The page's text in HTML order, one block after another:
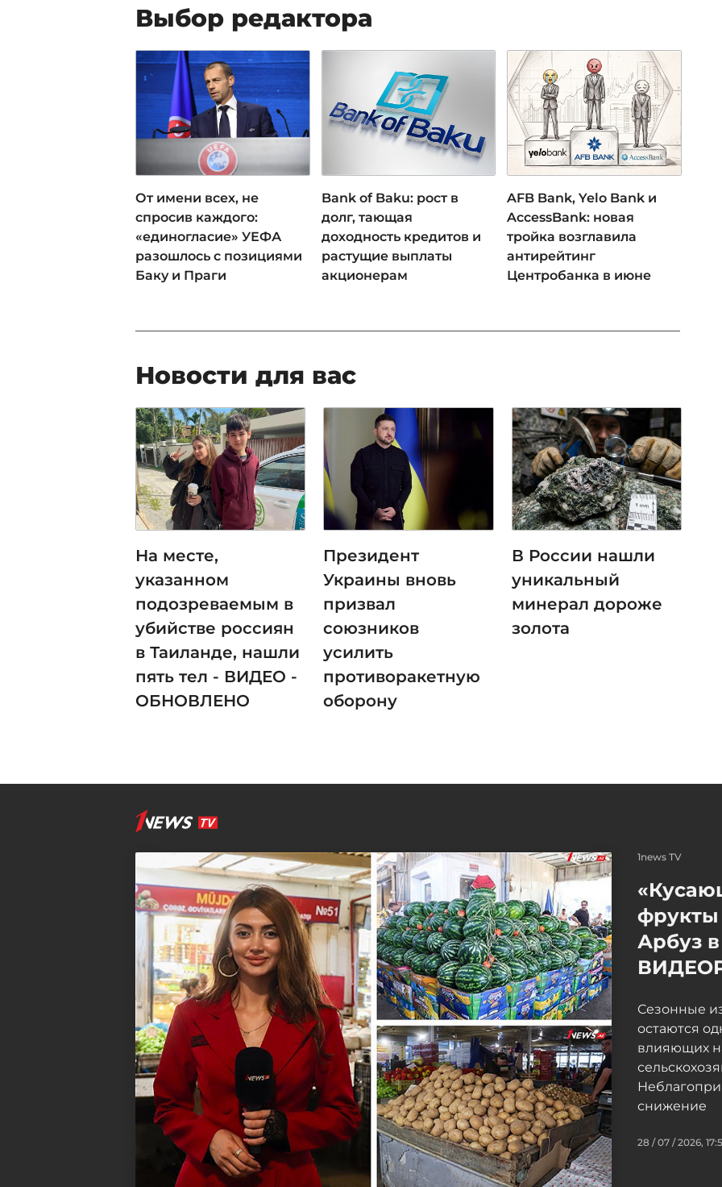
Выбор редактора
От имени всех, не
спросив каждого:
«единогласие» УЕФА
разошлось с позициями
Баку и Праги
Bank of Baku: рост в
долг, тающая
доходность кредитов и
растущие выплаты
акционерам
AFB Bank, Yelo Bank и
AccessBank: новая
тройка возглавила
антирейтинг
Центробанка в июне
Новости для вас
На месте,
указанном
подозреваемым в
убийстве россиян
в Таиланде, нашли
пять тел - ВИДЕО -
ОБНОВЛЕНО
Президент
Украины вновь
призвал
союзников
усилить
противоракетную
оборону
В России нашли
уникальный
минерал дороже
золота
1news TV
Арбуз
Сезонные
остаются
влияющих
снижение
28 / 07 / 2026,